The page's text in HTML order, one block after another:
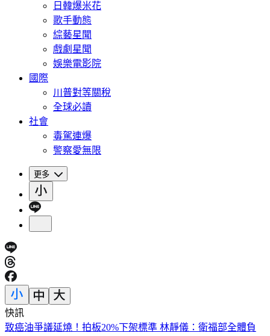
日韓爆米花
歌手動態
綜藝星聞
戲劇星聞
娛樂電影院
國際
川普對等關稅
全球必讀
社會
毒駕連爆
警察愛無限
更多
快訊
致癌油爭議延燒！拍板20%下架標準 林靜儀：衛福部全體負